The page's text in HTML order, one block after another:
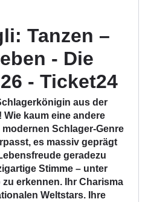
Tanzen –
- Die
- Ticket24
aus der
kaum eine andere
Schlager-Genre
es massiv geprägt
geradezu
Stimme – unter
erkennen. Ihr Charisma
Weltstars. Ihre